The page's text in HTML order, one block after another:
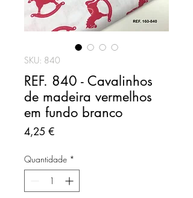
SKU: 840
REF. 840 - Cavalinhos
de madeira vermelhos
em fundo branco
4,25 €Preço
Quantidade *